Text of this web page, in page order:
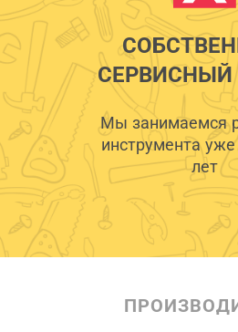
СЕРВИСНЫЙ
Мы занимаемся
инструмента
лет